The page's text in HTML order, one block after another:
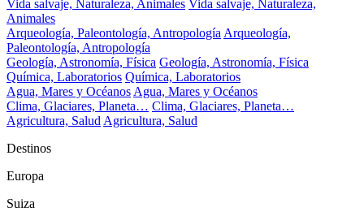
Vida salvaje, Naturaleza, Animales Vida salvaje, Naturaleza,
Animales
Arqueología, Paleontología, Antropología Arqueología,
Paleontología, Antropología
Geología, Astronomía, Física Geología, Astronomía, Física
Química, Laboratorios Química, Laboratorios
Agua, Mares y Océanos Agua, Mares y Océanos
Clima, Glaciares, Planeta… Clima, Glaciares, Planeta…
Agricultura, Salud Agricultura, Salud
Destinos
Europa
Suiza